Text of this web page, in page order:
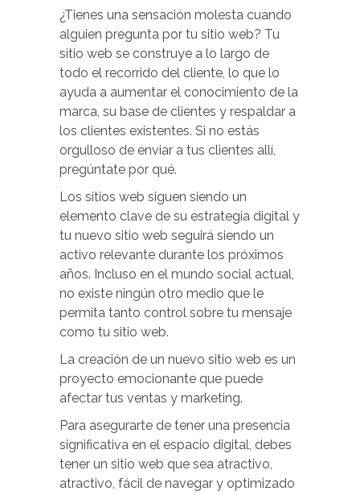
¿Tienes una sensación molesta cuando
alguien pregunta por tu sitio web? Tu
sitio web se construye a lo largo de
todo el recorrido del cliente, lo que lo
ayuda a aumentar el conocimiento de la
marca, su base de clientes y respaldar a
los clientes existentes. Si no estás
orgulloso de enviar a tus clientes allí,
pregúntate por qué.
Los sitios web siguen siendo un
elemento clave de su estrategia digital y
tu nuevo sitio web seguirá siendo un
activo relevante durante los próximos
años. Incluso en el mundo social actual,
no existe ningún otro medio que le
permita tanto control sobre tu mensaje
como tu sitio web.
La creación de un nuevo sitio web es un
proyecto emocionante que puede
afectar tus ventas y marketing.
Para asegurarte de tener una presencia
significativa en el espacio digital, debes
tener un sitio web que sea atractivo,
atractivo, fácil de navegar y optimizado